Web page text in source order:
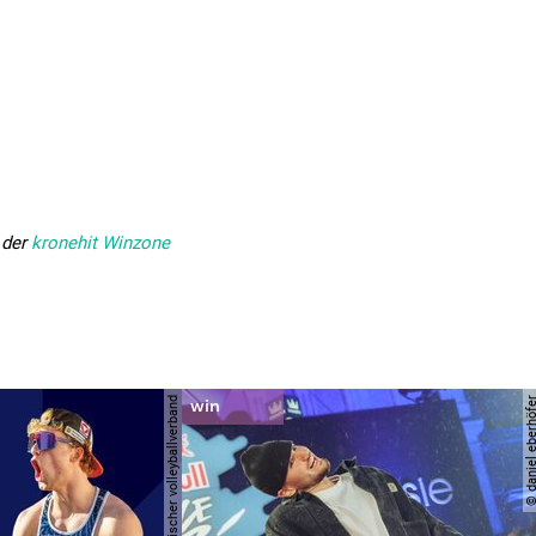
kronehit Winzone
©